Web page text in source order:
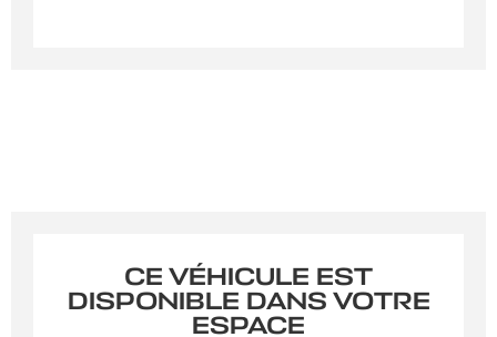
CE VÉHICULE EST
DISPONIBLE DANS VOTRE
ESPACE